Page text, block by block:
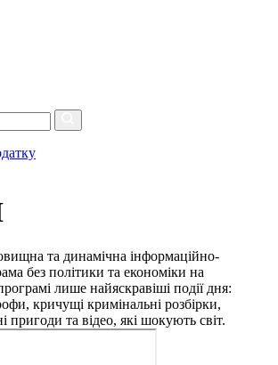
та динамічна інформаційно-
без політики та економіки на
лише найяскравіші події дня:
кричущі кримінальні розбірки,
пригоди та відео, які шокують світ.